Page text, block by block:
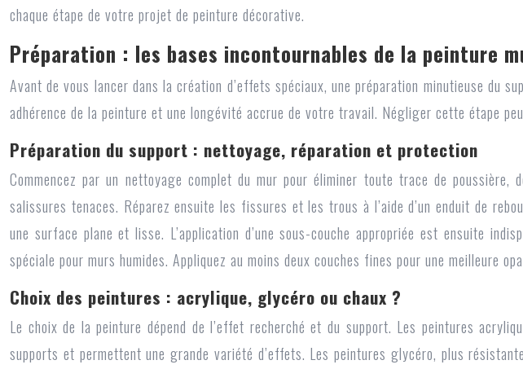
chaque étape de votre projet de peinture décorative.
Préparation : les bases incontournables de la peinture
Avant de vous lancer dans la création d’effets spéciaux, une préparation minutieuse du
adhérence de la peinture et une longévité accrue de votre travail. Négliger cette étape
Préparation du support : nettoyage, réparation et protection
Commencez par un nettoyage complet du mur pour éliminer toute trace de
salissures tenaces. Réparez ensuite les fissures et les trous à l’aide d’un enduit de
une surface plane et lisse. L’application d’une sous-couche appropriée est ensuite
spéciale pour murs humides. Appliquez au moins deux couches fines pour une meilleure
Choix des peintures : acrylique, glycéro ou chaux ?
Le choix de la peinture dépend de l’effet recherché et du support. Les peintures
supports et permettent une grande variété d’effets. Les peintures glycéro, plus